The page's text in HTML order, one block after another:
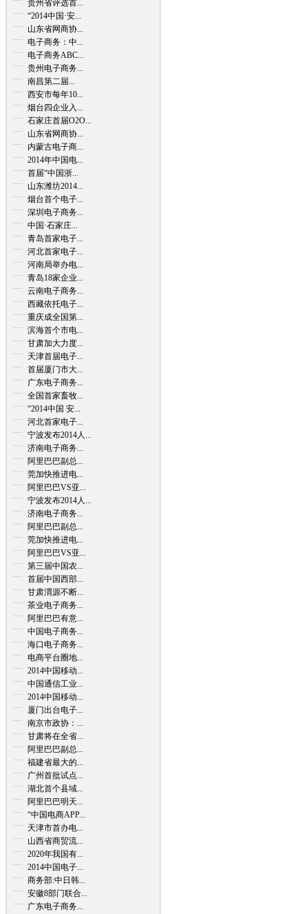
贵州省评选首...
“2014中国·安...
山东省网商协...
电子商务：中...
电子商务ABC...
贵州电子商务...
南昌第二届...
西安市每年10...
烟台四企业入...
石家庄首届O2O...
山东省网商协...
内蒙古电子商...
2014年中国电...
首届“中国浙...
山东潍坊2014...
烟台首个电子...
深圳电子商务...
中国·石家庄...
青岛首家电子...
河北首家电子...
河南局举办电...
青岛18家企业...
云南电子商务...
西藏依托电子...
重庆成全国第...
滨海首个市电...
甘肃加大力度...
天津首届电子...
首届厦门市大...
广东电子商务...
全国首家畜牧...
“2014中国 安...
河北首家电子...
宁波发布2014人...
济南电子商务...
阿里巴巴副总...
莞加快推进电...
阿里巴巴VS亚...
宁波发布2014人...
济南电子商务...
阿里巴巴副总...
莞加快推进电...
阿里巴巴VS亚...
第三届中国农...
首届中国西部...
甘肃渭源不断...
茶业电子商务...
阿里巴巴有意...
中国电子商务...
海口电子商务...
电商平台圈地...
2014中国移动...
中国通信工业...
2014中国移动...
厦门出台电子...
南京市政协：...
甘肃将在全省...
阿里巴巴副总...
福建省最大的...
广州首批试点...
湖北首个县域...
阿里巴巴明天...
“中国电商APP...
天津市首办电...
山西省商贸流...
2020年我国有...
2014中国电子...
商务部:中日韩...
安徽8部门联合...
广东电子商务...